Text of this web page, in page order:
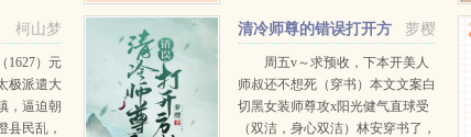
柯山梦
1627）元
极派遣大
，逼迫朝
县民乱，
萝樱
清冷师尊的错误打开方
周五v～求预收，下本开美人
师叔还不想死（穿书）本文文案白
切黑女装师尊攻x阳光健气直球受
（双洁，身心双洁）林安穿书了，